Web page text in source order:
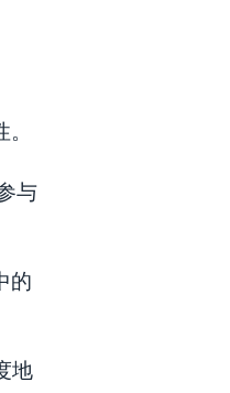
与
的
地